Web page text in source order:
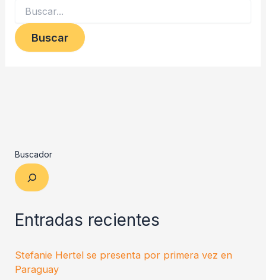
Buscador
Entradas recientes
Stefanie Hertel se presenta por primera vez en
Paraguay